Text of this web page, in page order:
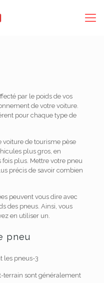
par le poids de vos
de votre voiture.
pour chaque type de
de tourisme pèse
plus gros, en
plus. Mettre votre pneu
précis de savoir combien
peuvent vous dire avec
des pneus. Ainsi, vous
en utiliser un.
pneu
terrain sont généralement